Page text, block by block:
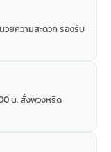
ยความสะดวก รองรับ
น. สั่งพวงหรีด